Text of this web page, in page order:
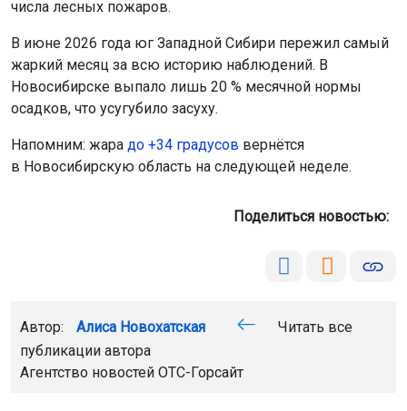
числа лесных пожаров.
В июне 2026 года юг Западной Сибири пережил самый
жаркий месяц за всю историю наблюдений. В
Новосибирске выпало лишь 20 % месячной нормы
осадков, что усугубило засуху.
Напомним: жара до +34 градусов вернётся
в Новосибирскую область на следующей неделе.
Поделиться новостью:
Автор: Алиса Новохатская
Читать все
публикации автора
Агентство новостей ОТС-Горсайт